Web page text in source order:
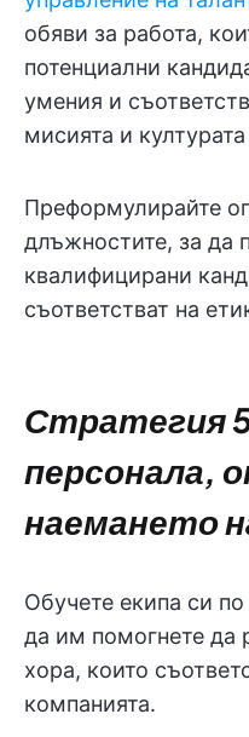
обяви за работа,
потенциални
умения и
мисията и
Преформулирайте
длъжностите, за да
квалифицирани
съответстват на
Стратегия
персонала,
наемането
Обучете екипа си
да им помогнете да
хора, които
компанията.